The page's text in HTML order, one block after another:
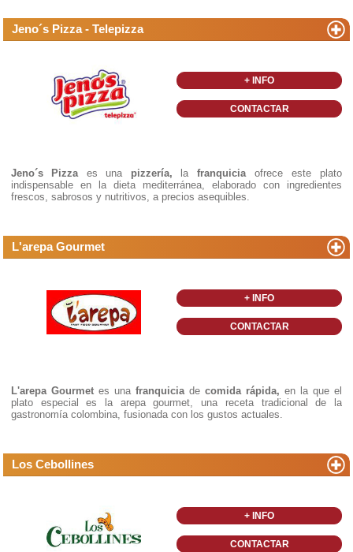
Jeno´s Pizza - Telepizza
+ INFO
CONTACTAR
Jeno´s Pizza es una pizzería, la franquicia ofrece este plato
indispensable en la dieta mediterránea, elaborado con ingredientes
frescos, sabrosos y nutritivos, a precios asequibles.
L'arepa Gourmet
+ INFO
CONTACTAR
L'arepa Gourmet es una franquicia de comida rápida, en la que el
plato especial es la arepa gourmet, una receta tradicional de la
gastronomía colombina, fusionada con los gustos actuales.
Los Cebollines
+ INFO
CONTACTAR